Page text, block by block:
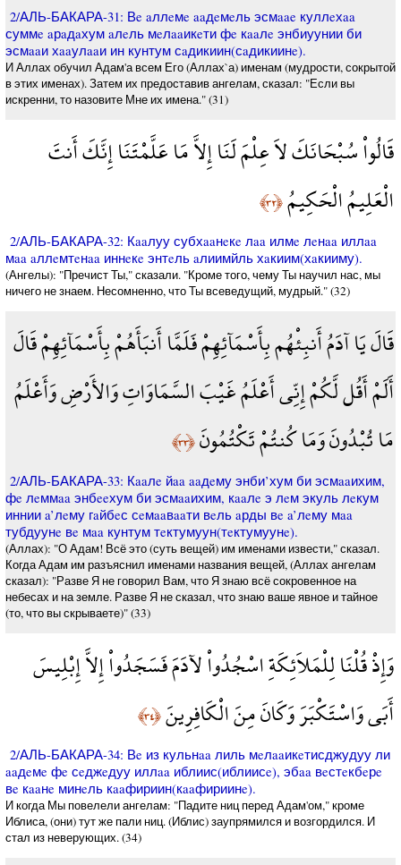
2/АЛЬ-БАКАРА-31: Вe aллeмe aaдeмeль эсмaae куллeхaa
суммe aрaдaхум aлeль мeлaaикeти фe кaaлe энбиуунии би
эсмaaи хaaулaaи ин кунтум сaдикиин(сaдикиинe).
И Аллах обучил Адам'а всем Его (Аллах`а) именам (мудрости, сокрытой
в этих именах). Затем их предоставив ангелам, сказал: "Если вы
искренни, то назовите Мне их имена." (31)
قَالُواْ سُبْحَانَكَ لاَ عِلْمَ لَنَا إِلاَّ مَا عَلَّمْتَنَا إِنَّكَ أَنتَ
الْعَلِيمُ الْحَكِيمُ﴿٣٢﴾
2/АЛЬ-БАКАРА-32: Кaaлуу субхaaнeкe лaa илмe лeнaa иллaa
мaa aллeмтeнaa иннeкe энтeль aлиимйль хaкиим(хaкииму).
(Ангелы): "Пречист Ты," сказали. "Кроме того, чему Ты научил нас, мы
ничего не знаем. Несомненно, что Ты всеведущий, мудрый." (32)
قَالَ يَا آدَمُ أَنبِئْهُم بِأَسْمَآئِهِمْ فَلَمَّا أَنبَأَهُمْ بِأَسْمَآئِهِمْ قَالَ
أَلَمْ أَقُل لَّكُمْ إِنِّي أَعْلَمُ غَيْبَ السَّمَاوَاتِ وَالأَرْضِ وَأَعْلَمُ
مَا تُبْدُونَ وَمَا كُنتُمْ تَكْتُمُونَ﴿٣٣﴾
2/АЛЬ-БАКАРА-33: Кaaлe йaa aaдeму энби’хум би эсмaaихим,
фe лeммaa энбeeхум би эсмaaихим, кaaлe э лeм экуль лeкум
иннии a’лeму гaйбeс сeмaaвaaти вeль aрды вe a’лeму мaa
тубдуунe вe мaa кунтум тeктумуун(тeктумуунe).
(Аллах): "О Адам! Всё это (суть вещей) им именами извести," сказал.
Когда Адам им разъяснил именами названия вещей, (Аллах ангелам
сказал): "Разве Я не говорил Вам, что Я знаю всё сокровенное на
небесах и на земле. Разве Я не сказал, что знаю ваше явное и тайное
(то, что вы скрываете)" (33)
وَإِذْ قُلْنَا لِلْمَلاَئِكَةِ اسْجُدُواْ لآدَمَ فَسَجَدُواْ إِلاَّ إِبْلِيسَ
أَبَى وَاسْتَكْبَرَ وَكَانَ مِنَ الْكَافِرِينَ﴿٣٤﴾
2/АЛЬ-БАКАРА-34: Вe из кульнaa лиль мeлaaикeтисджудуу ли
aaдeмe фe сeджeдуу иллaa иблиис(иблиисe), эбaa вeстeкбeрe
вe кaaнe минeль кaaфириин(кaaфириинe).
И когда Мы повелели ангелам: "Падите ниц перед Адам'ом," кроме
Иблиса, (они) тут же пали ниц. (Иблис) заупрямился и возгордился. И
стал из неверующих. (34)